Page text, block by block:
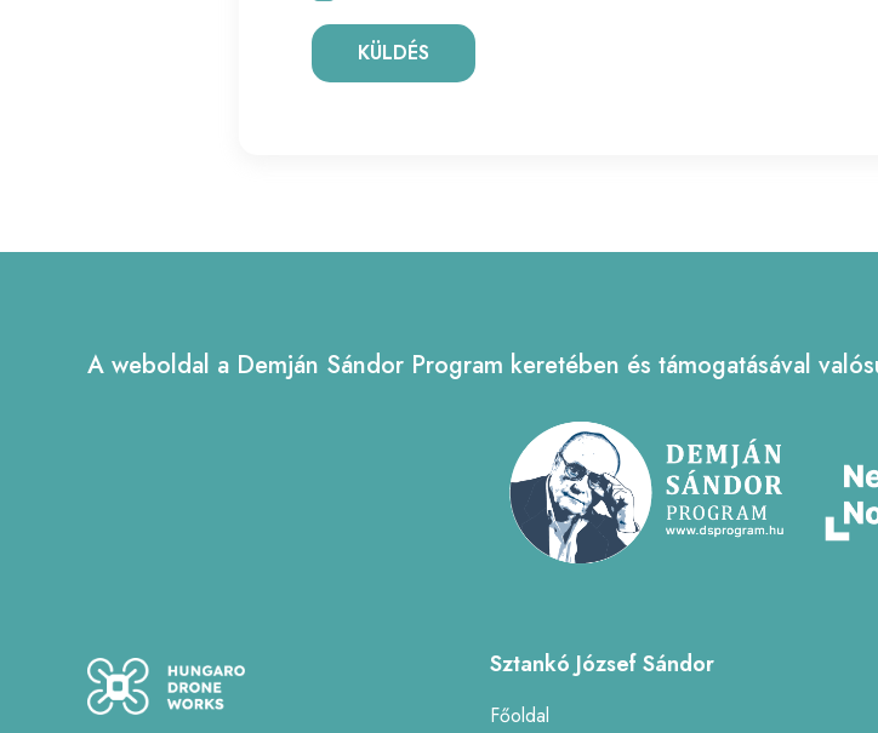
KÜLDÉS
A weboldal a Demján Sándor Program keretében és támogatásával
Sztankó József Sándor
Főoldal